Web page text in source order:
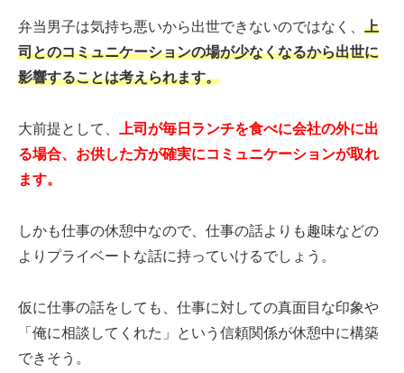
弁当男子は気持ち悪いから出世できないのではなく、 上
司とのコミュニケーションの場が少なくなるから出世に
影響することは考えられます。
大前提として、 上司 が毎日ランチを食べに会社の外に出
る場合、お供した方が確実にコミュニケーションが取れ
ます。
しかも仕事の休憩中なので、仕事の話よりも趣味などの
よりプライベートな話に持っていけるでしょう。
仮に仕事の話をしても、仕事に対しての真面目な印象や
「俺に相談してくれた」という信頼関係が休憩中に構築
できそう。